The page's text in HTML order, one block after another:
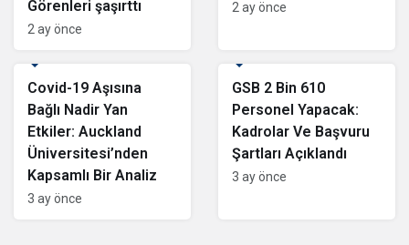
Görenleri şaşırttı
2 ay önce
2 ay önce
Covid-19 Aşısına
Bağlı Nadir Yan
Etkiler: Auckland
Üniversitesi’nden
Kapsamlı Bir Analiz
3 ay önce
GSB 2 Bin 610
Personel Yapacak:
Kadrolar Ve Başvuru
Şartları Açıklandı
3 ay önce